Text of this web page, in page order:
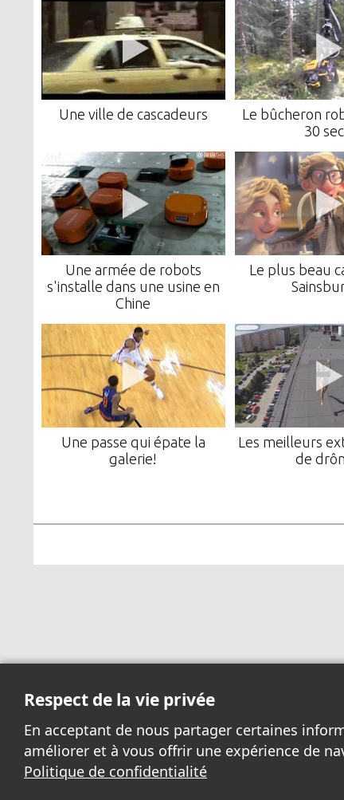
Une ville de cascadeurs
Le bûcheron
30
Une armée de robots
s'installe dans une usine en
Chine
Le plus beau
Une passe qui épate la
galerie!
Les meilleurs
de
Respect de la vie privée
En acceptant de nous partager certaines
améliorer et à vous offrir une expérience de
Politique de confidentialité